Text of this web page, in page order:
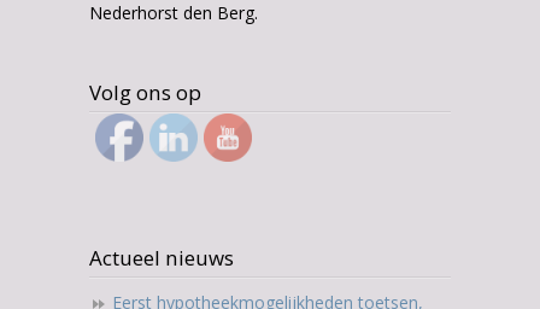
Nederhorst den Berg.
Volg ons op
Actueel nieuws
Eerst hypotheekmogelijkheden toetsen,